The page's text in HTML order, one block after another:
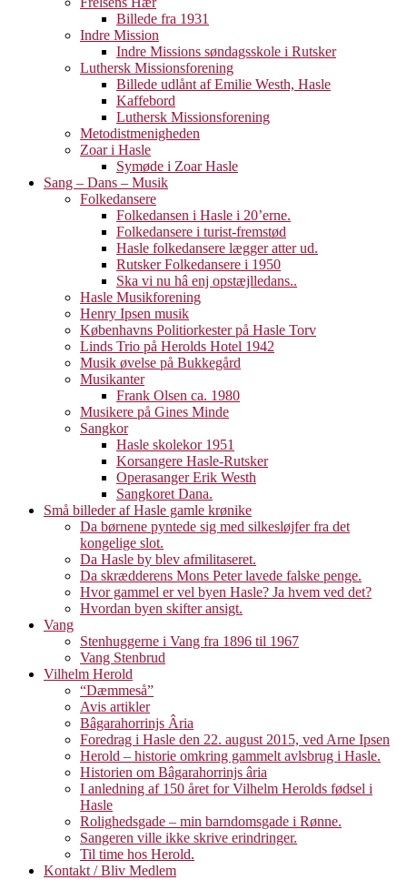
Billede fra 1931
Indre Mission
Indre Missions søndagsskole i Rutsker
Luthersk Missionsforening
Billede udlånt af Emilie Westh, Hasle
Kaffebord
Luthersk Missionsforening
Metodistmenigheden
Zoar i Hasle
Symøde i Zoar Hasle
Sang – Dans – Musik
Folkedansere
Folkedansen i Hasle i 20’erne.
Folkedansere i turist-fremstød
Hasle folkedansere lægger atter ud.
Rutsker Folkedansere i 1950
Ska vi nu hâ enj opstæjlledans..
Hasle Musikforening
Henry Ipsen musik
Københavns Politiorkester på Hasle Torv
Linds Trio på Herolds Hotel 1942
Musik øvelse på Bukkegård
Musikanter
Frank Olsen ca. 1980
Musikere på Gines Minde
Sangkor
Hasle skolekor 1951
Korsangere Hasle-Rutsker
Operasanger Erik Westh
Sangkoret Dana.
Små billeder af Hasle gamle krønike
Da børnene pyntede sig med silkesløjfer fra det
kongelige slot.
Da Hasle by blev afmilitaseret.
Da skrædderens Mons Peter lavede falske penge.
Hvor gammel er vel byen Hasle? Ja hvem ved det?
Hvordan byen skifter ansigt.
Vang
Stenhuggerne i Vang fra 1896 til 1967
Vang Stenbrud
Vilhelm Herold
“Dæmmeså”
Avis artikler
Bâgarahorrinjs Âria
Foredrag i Hasle den 22. august 2015, ved Arne Ipsen
Herold – historie omkring gammelt avlsbrug i Hasle.
Historien om Bâgarahorrinjs âria
I anledning af 150 året for Vilhelm Herolds fødsel i
Hasle
Rolighedsgade – min barndomsgade i Rønne.
Sangeren ville ikke skrive erindringer.
Til time hos Herold.
Kontakt / Bliv Medlem